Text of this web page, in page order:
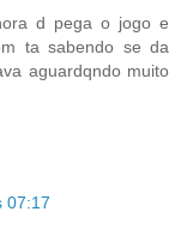
d pega o jogo e
ta sabendo se da
aguardqndo muito
07:17